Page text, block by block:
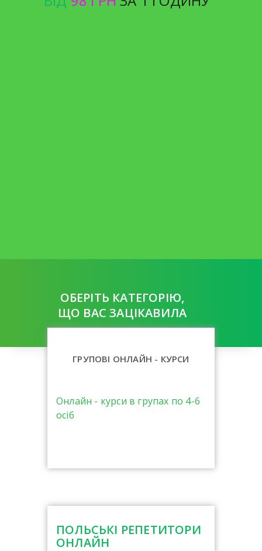
ОБЕРІТЬ КАТЕГОРІЮ,
ЩО ВАС ЗАЦІКАВИЛА
ГРУПОВІ ОНЛАЙН - КУРСИ
Онлайн - курси в групах по 4-6
осіб
ПОЛЬСЬКІ РЕПЕТИТОРИ
ОНЛАЙН